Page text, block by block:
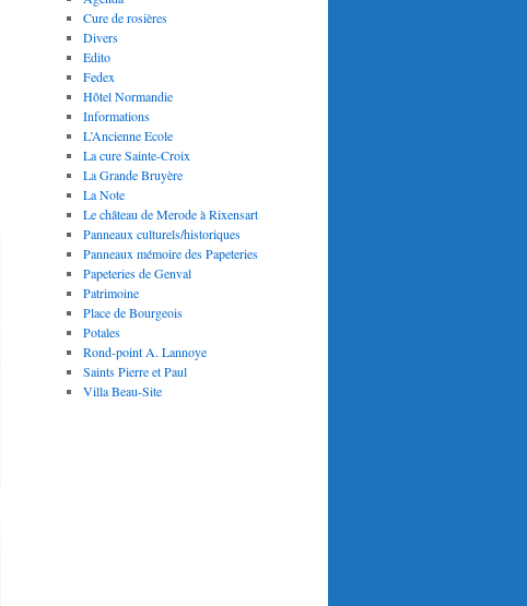
Cure de rosières
Divers
Edito
Fedex
Hôtel Normandie
Informations
L’Ancienne Ecole
La cure Sainte-Croix
La Grande Bruyère
La Note
Le château de Merode à Rixensart
Panneaux culturels/historiques
Panneaux mémoire des Papeteries
Papeteries de Genval
Patrimoine
Place de Bourgeois
Potales
Rond-point A. Lannoye
Saints Pierre et Paul
Villa Beau-Site